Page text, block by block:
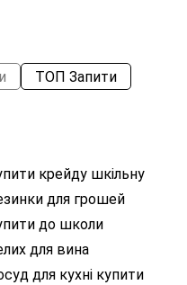
ТОП Запити
крейду шкільну
для грошей
до школи
для вина
для кухні купити